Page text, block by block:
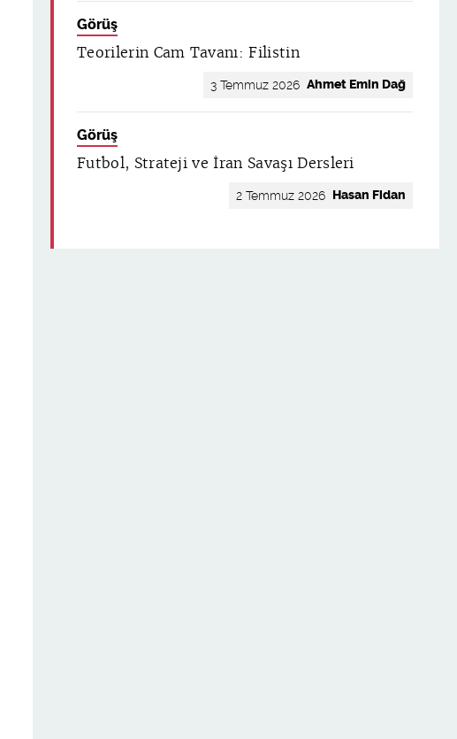
Görüş
Teorilerin Cam Tavanı: Filistin
3 Temmuz 2026 Ahmet Emin Dağ
Görüş
Futbol, Strateji ve İran Savaşı Dersleri
2 Temmuz 2026 Hasan Fidan